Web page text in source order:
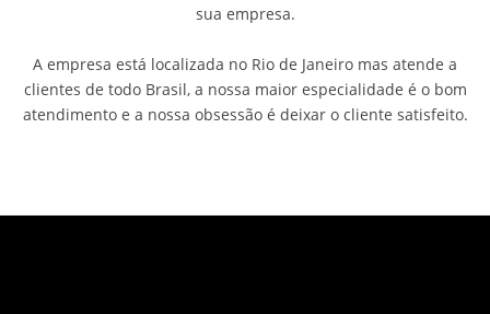
sua empresa.
A empresa está localizada no Rio de Janeiro mas atende a
clientes de todo Brasil, a nossa maior especialidade é o bom
atendimento e a nossa obsessão é deixar o cliente satisfeito.